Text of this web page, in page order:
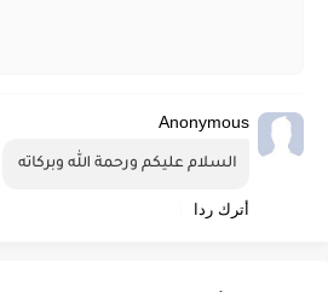
Anonymous
السلام عليكم ورحمة الله وبركاته
أترك ردا